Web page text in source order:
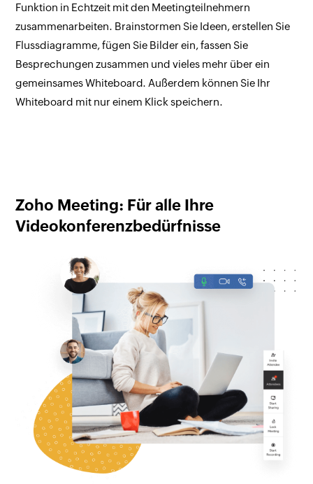
Funktion in Echtzeit mit den Meetingteilnehmern
zusammenarbeiten. Brainstormen Sie Ideen, erstellen Sie
Flussdiagramme, fügen Sie Bilder ein, fassen Sie
Besprechungen zusammen und vieles mehr über ein
gemeinsames Whiteboard. Außerdem können Sie Ihr
Whiteboard mit nur einem Klick speichern.
Zoho Meeting: Für alle Ihre
Videokonferenzbedürfnisse